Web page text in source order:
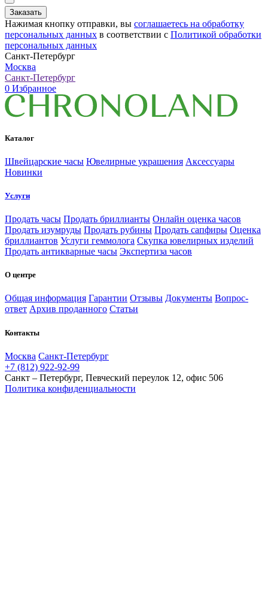
Заказать
Нажимая кнопку отправки, вы соглашаетесь на обработку
персональных данных в соответствии с Политикой обработки
персональных данных
Санкт-Петербург
Москва
Санкт-Петербург
0 Избранное
Каталог
Швейцарские часы Ювелирные украшения Аксессуары
Новинки
Услуги
Продать часы Продать бриллианты Онлайн оценка часов
Продать изумруды Продать рубины Продать сапфиры Оценка
бриллиантов Услуги геммолога Скупка ювелирных изделий
Продать антикварные часы Экспертиза часов
О центре
Общая информация Гарантии Отзывы Документы Вопрос-
ответ Архив проданного Статьи
Контакты
Москва Санкт-Петербург
+7 (812) 922-92-99
Санкт – Петербург, Певческий переулок 12, офис 506
Политика конфиденциальности